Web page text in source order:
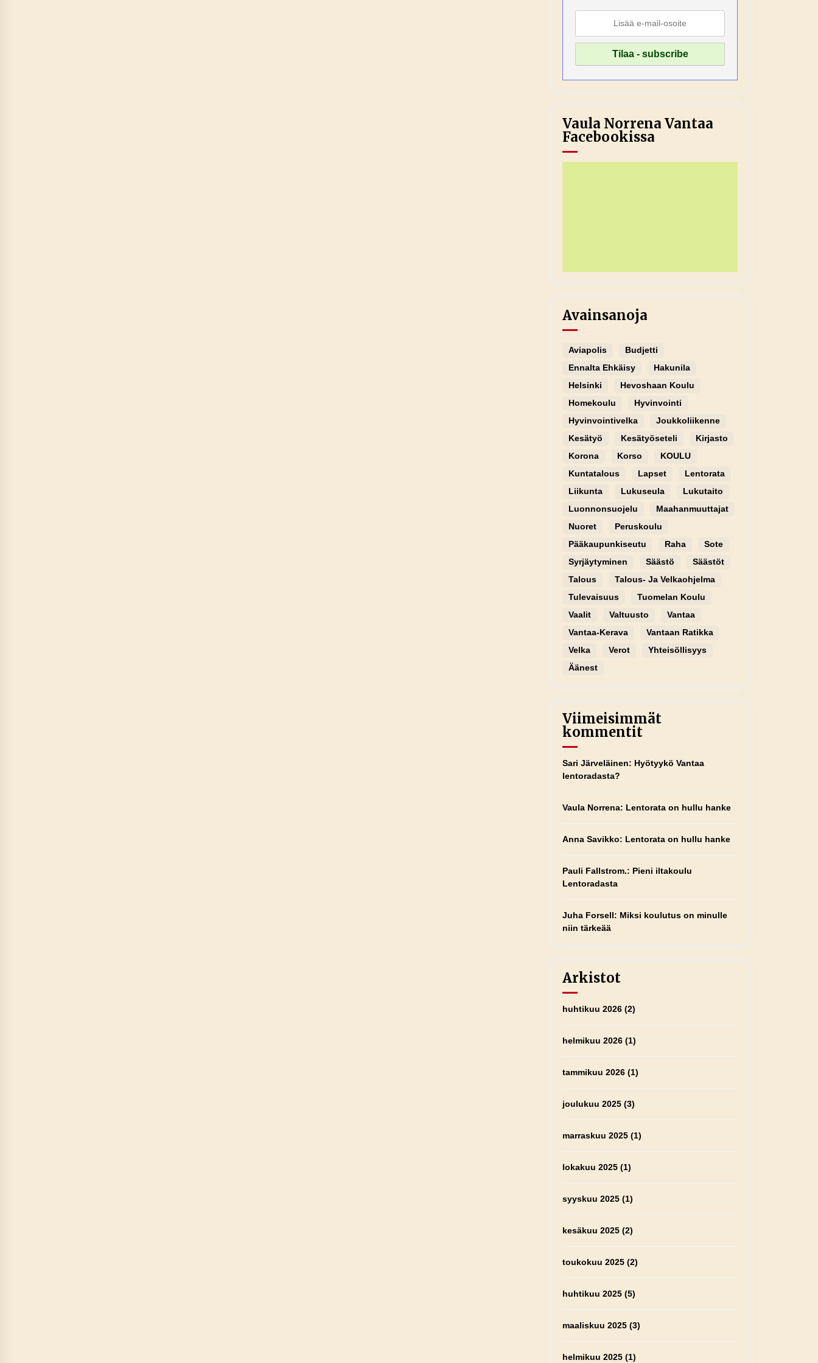
Vaula Norrena Vantaa
Facebookissa
Avainsanoja
Aviapolis
Budjetti
Ennalta Ehkäisy
Hakunila
Helsinki
Hevoshaan Koulu
Homekoulu
Hyvinvointi
Hyvinvointivelka
Joukkoliikenne
Kesätyö
Kesätyöseteli
Kirjasto
Korona
Korso
KOULU
Kuntatalous
Lapset
Lentorata
Liikunta
Lukuseula
Lukutaito
Luonnonsuojelu
Maahanmuuttajat
Nuoret
Peruskoulu
Pääkaupunkiseutu
Raha
Sote
Syrjäytyminen
Säästö
Säästöt
Talous
Talous- Ja Velkaohjelma
Tulevaisuus
Tuomelan Koulu
Vaalit
Valtuusto
Vantaa
Vantaa-Kerava
Vantaan Ratikka
Velka
Verot
Yhteisöllisyys
Äänest
Viimeisimmät
kommentit
Sari Järveläinen: Hyötyykö Vantaa
lentoradasta?
Vaula Norrena: Lentorata on hullu hanke
Anna Savikko: Lentorata on hullu hanke
Pauli Fallstrom.: Pieni iltakoulu
Lentoradasta
Juha Forsell: Miksi koulutus on minulle
niin tärkeää
Arkistot
huhtikuu 2026 (2)
helmikuu 2026 (1)
tammikuu 2026 (1)
joulukuu 2025 (3)
marraskuu 2025 (1)
lokakuu 2025 (1)
syyskuu 2025 (1)
kesäkuu 2025 (2)
toukokuu 2025 (2)
huhtikuu 2025 (5)
maaliskuu 2025 (3)
helmikuu 2025 (1)